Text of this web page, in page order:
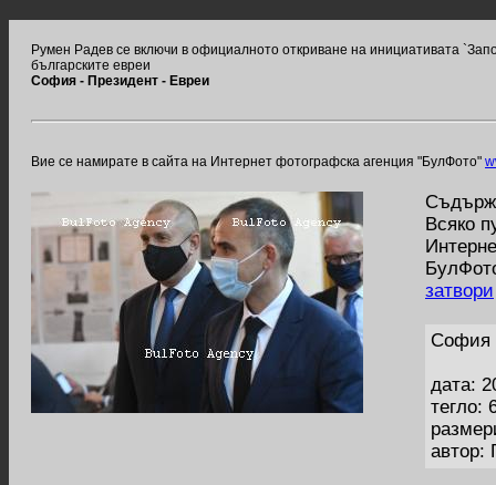
Румен Радев се включи в официалното откриване на инициативата
българските евреи
София - Президент - Евреи
Вие се намирате в сайта на Интернет фотографска агенция "БулФото"
Всяко
затвори
София
дата:
тегло:
автор: